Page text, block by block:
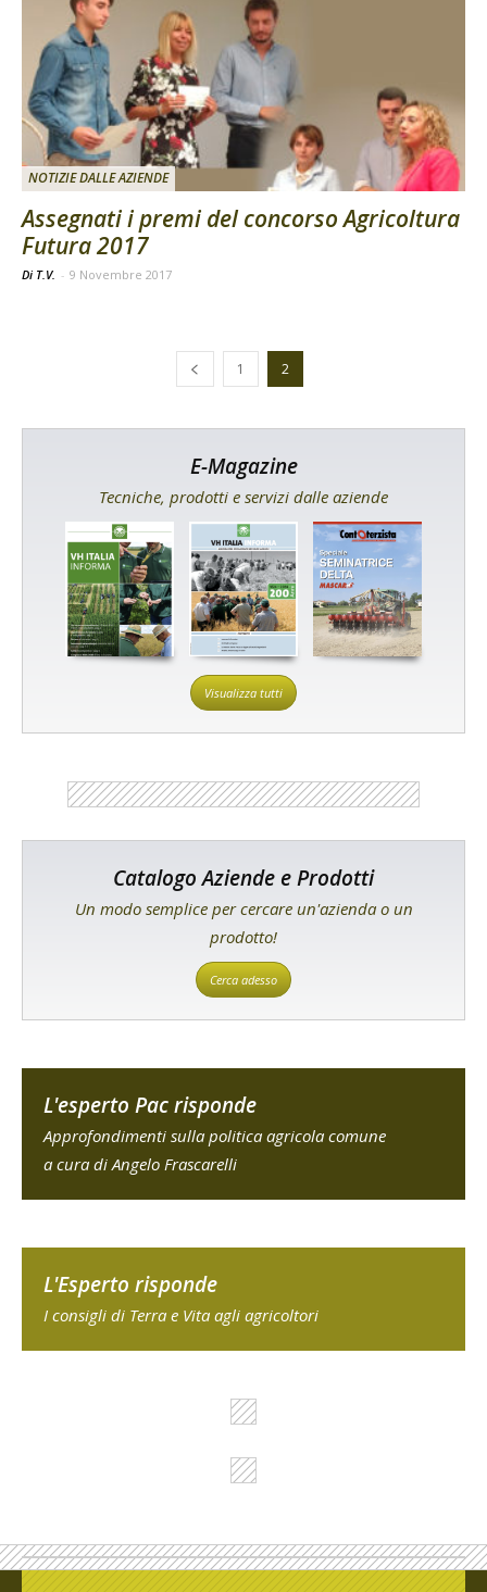
NOTIZIE DALLE AZIENDE
Assegnati i premi del concorso Agricoltura
Futura 2017
Di T.V. - 9 Novembre 2017
1 2
E-Magazine
Tecniche, prodotti e servizi dalle aziende
Visualizza tutti
Catalogo Aziende e Prodotti
Un modo semplice per cercare un'azienda o un
prodotto!
Cerca adesso
L'esperto Pac risponde
Approfondimenti sulla politica agricola comune
a cura di Angelo Frascarelli
L'Esperto risponde
I consigli di Terra e Vita agli agricoltori